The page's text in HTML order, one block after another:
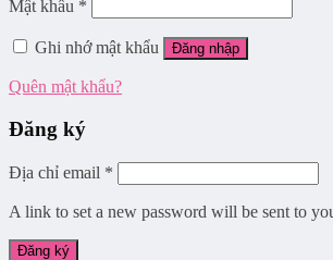
Mật khẩu *
Ghi nhớ mật khẩu Đăng nhập
Quên mật khẩu?
Đăng ký
Địa chỉ email *
A link to set a new password will be sent to
Đăng ký